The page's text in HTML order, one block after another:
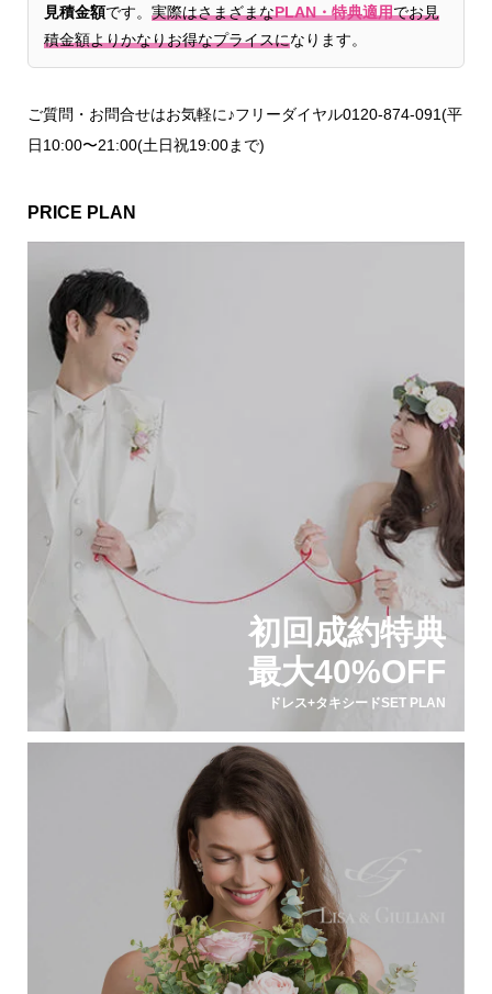
見積金額です。 実際はさまざまなPLAN・特典適用でお見
積金額よりかなりお得なプライスになります。
ご質問・お問合せはお気軽に♪フリーダイヤル0120-874-091(平
日10:00〜21:00(土日祝19:00まで)
PRICE PLAN
初回成約特典
最大40%OFF
ドレス+タキシードSET PLAN